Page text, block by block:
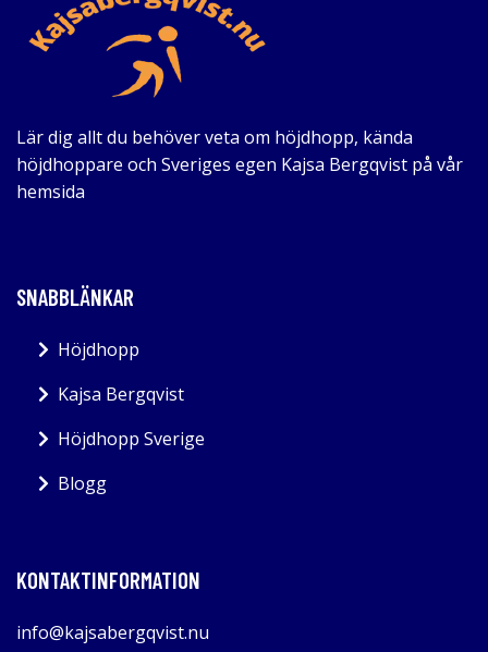
Lär dig allt du behöver veta om höjdhopp, kända
höjdhoppare och Sveriges egen Kajsa Bergqvist på vår
hemsida
SNABBLÄNKAR
Höjdhopp
Kajsa Bergqvist
Höjdhopp Sverige
Blogg
KONTAKTINFORMATION
info@kajsabergqvist.nu